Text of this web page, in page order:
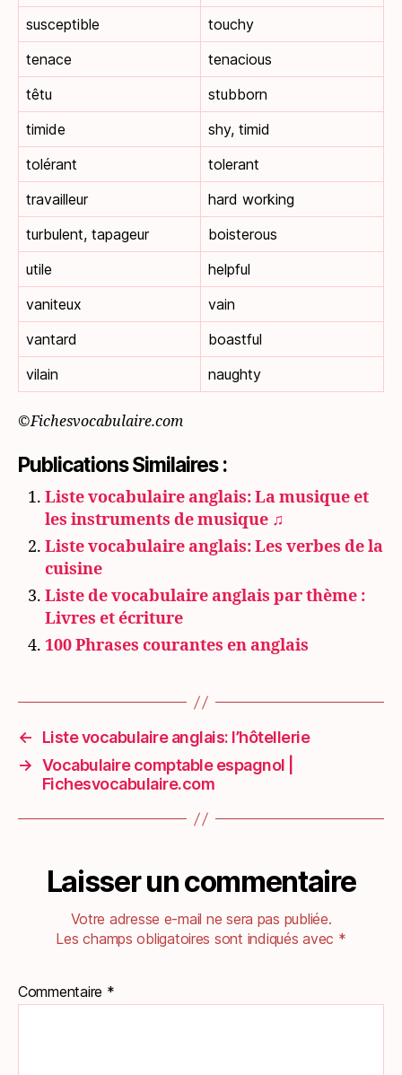
susceptible
touchy
tenace
tenacious
têtu
stubborn
timide
shy, timid
tolérant
tolerant
travailleur
hard working
turbulent, tapageur
boisterous
utile
helpful
vaniteux
vain
vantard
boastful
vilain
naughty
©Fichesvocabulaire.com
Publications Similaires :
Liste vocabulaire anglais: La musique et
les instruments de musique ♫
Liste vocabulaire anglais: Les verbes de la
cuisine
Liste de vocabulaire anglais par thème :
Livres et écriture
100 Phrases courantes en anglais
←
Liste vocabulaire anglais: l’hôtellerie
→ Vocabulaire comptable espagnol |
Fichesvocabulaire.com
Laisser un commentaire
Votre adresse e-mail ne sera pas publiée.
Les champs obligatoires sont indiqués avec *
Commentaire *